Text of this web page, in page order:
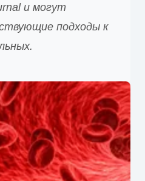
и могут
подходы к